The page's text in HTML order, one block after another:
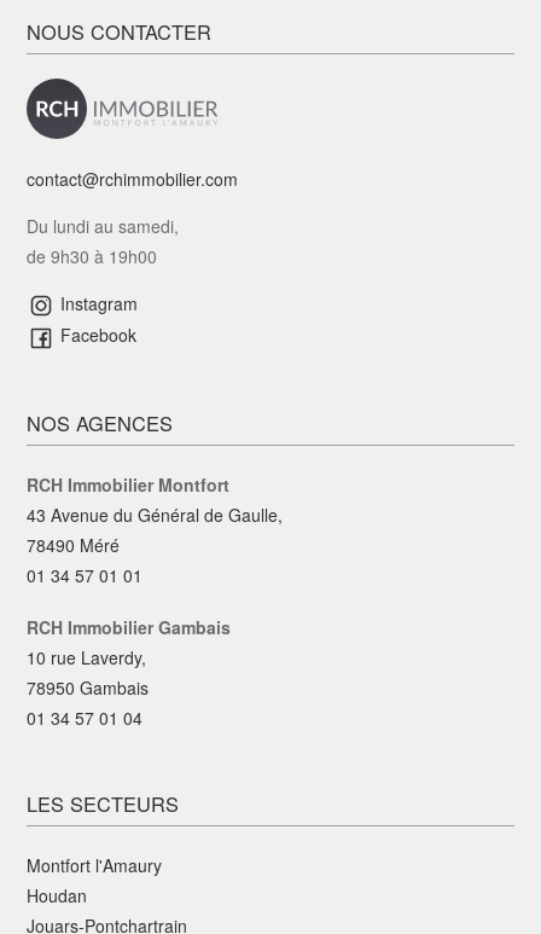
NOUS CONTACTER
contact@rchimmobilier.com
Du lundi au samedi,
de 9h30 à 19h00
Instagram
Facebook
NOS AGENCES
RCH Immobilier Montfort
43 Avenue du Général de Gaulle,
78490 Méré
01 34 57 01 01
RCH Immobilier Gambais
10 rue Laverdy,
78950 Gambais
01 34 57 01 04
LES SECTEURS
Montfort l'Amaury
Houdan
Jouars-Pontchartrain